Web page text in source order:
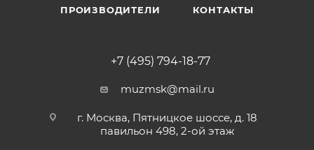
ПРОИЗВОДИТЕЛИ КОНТАКТЫ
+7 (495) 794-18-77
muzmsk@mail.ru
г. Москва, Пятницкое шоссе, д. 18
павильон 498, 2-ой этаж